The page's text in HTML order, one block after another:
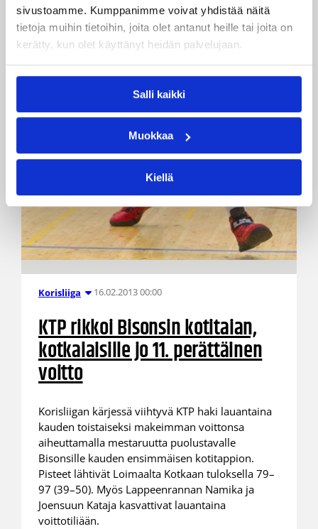
sivustoamme. Kumppanimme voivat yhdistää näitä
tietoja muihin tietoihin, joita olet antanut heille tai joita on
kerätty, kun olet käyttänyt heidän palvelujaan.
Salli kaikki
Muokkaa
Kiellä
Korisliiga 16.02.2013 00:00
KTP rikkoi Bisonsin kotitaian,
kotkalaisille jo 11. perättäinen
voitto
Korisliigan kärjessä viihtyvä KTP haki lauantaina
kauden toistaiseksi makeimman voittonsa
aiheuttamalla mestaruutta puolustavalle
Bisonsille kauden ensimmäisen kotitappion.
Pisteet lähtivät Loimaalta Kotkaan tuloksella 79–
97 (39–50). Myös Lappeenrannan Namika ja
Joensuun Kataja kasvattivat lauantaina
voittotiliään.